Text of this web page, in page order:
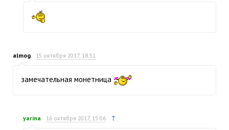
almog 15 октября 2017, 18:51
замечательная монетница
yarina 16 октября 2017, 15:06 ↑